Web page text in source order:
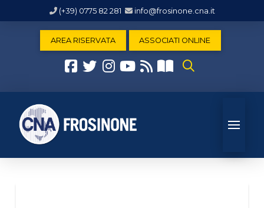
(+39) 0775 82 281 info@frosinone.cna.it
AREA RISERVATA ASSOCIATI ONLINE